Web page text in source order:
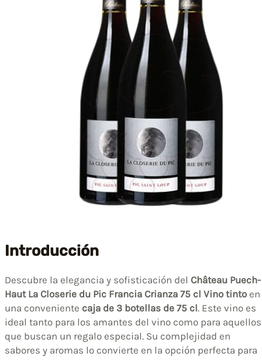
Introducción
Descubre la elegancia y sofisticación del Château Puech-
Haut La Closerie du Pic Francia Crianza 75 cl Vino tinto en
una conveniente caja de 3 botellas de 75 cl. Este vino es
ideal tanto para los amantes del vino como para aquellos
que buscan un regalo especial. Su complejidad en
sabores y aromas lo convierte en la opción perfecta para